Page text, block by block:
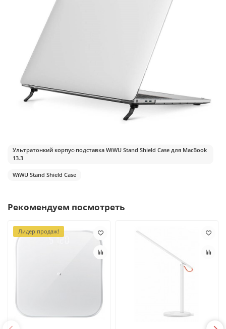
Ультратонкий корпус-подставка WiWU Stand Shield Case для MacBook
13.3
WiWU Stand Shield Case
Рекомендуем посмотреть
Лидер продаж!